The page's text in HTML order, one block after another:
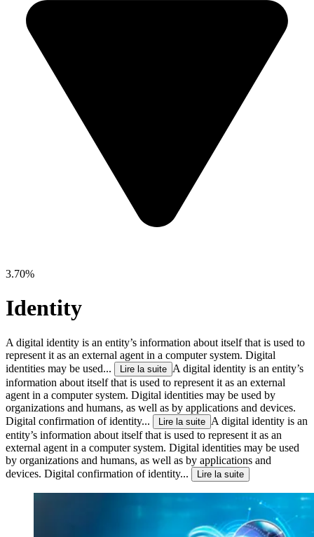
3.70%
Identity
A digital identity is an entity’s information about itself that is used to
represent it as an external agent in a computer system. Digital
identities may be used...
Lire la suite A digital identity is an entity’s
information about itself that is used to represent it as an external
agent in a computer system. Digital identities may be used by
organizations and humans, as well as by applications and devices.
Digital confirmation of identity...
Lire la suite A digital identity is an
entity’s information about itself that is used to represent it as an
external agent in a computer system. Digital identities may be used
by organizations and humans, as well as by applications and
devices. Digital confirmation of identity...
Lire la suite